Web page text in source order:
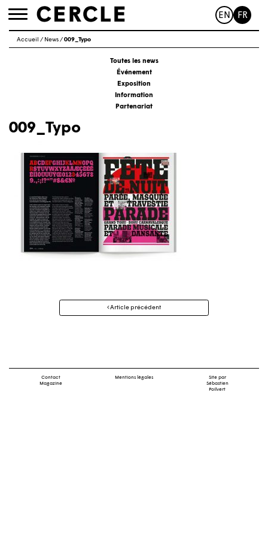
Toggle
EN FR
Accueil / News/009_Typo
Toutes les news
Événement
Exposition
Information
Partenariat
009_Typo
Navigation
Article précédent
Contact
Magazine
Mentions légales
Site par
Sébastien
Poilvert